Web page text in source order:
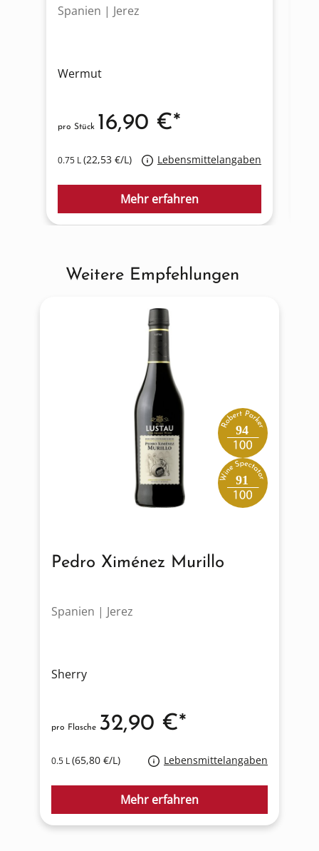
Spanien | Jerez
Wermut
0.75 L(22,53 €/L) Lebensmittelangaben
pro Stück 16,90 €*
Mehr erfahren
Produktgalerie überspringen
Weitere Empfehlungen
94
91
Pedro Ximénez Murillo
Spanien | Jerez
Sherry
0.5 L(65,80 €/L) Lebensmittelangaben
pro Flasche 32,90 €*
Mehr erfahren